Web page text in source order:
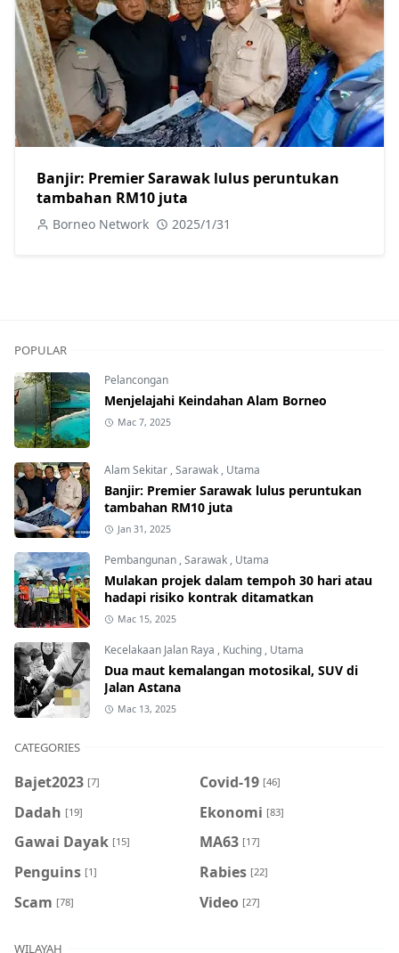
Banjir: Premier Sarawak lulus peruntukan
tambahan RM10 juta
Borneo Network 2025/1/31
POPULAR
Pelancongan
Menjelajahi Keindahan Alam Borneo
Mac 7, 2025
Alam Sekitar ,Sarawak , Utama
Banjir: Premier Sarawak lulus peruntukan
tambahan RM10 juta
Jan 31, 2025
Pembangunan ,Sarawak , Utama
Mulakan projek dalam tempoh 30 hari atau
hadapi risiko kontrak ditamatkan
Mac 15, 2025
Kecelakaan Jalan Raya , Kuching , Utama
Dua maut kemalangan motosikal, SUV di
Jalan Astana
Mac 13, 2025
CATEGORIES
Bajet2023 [7] Covid-19 [46]
Dadah [19] Ekonomi [83]
Gawai Dayak [15] MA63 [17]
Penguins [1] Rabies [22]
Scam [78] Video [27]
WILAYAH